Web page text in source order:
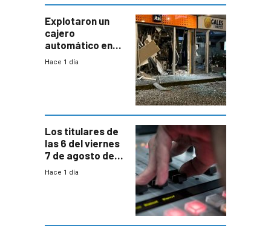
con mayor
miedo”
Explotaron un
cajero
automático en
Parque Miramar;
Hace 1 día
Los titulares de
las 6 del viernes
7 de agosto de
2026
Hace 1 día